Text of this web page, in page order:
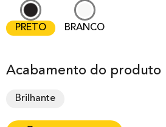
PRETO BRANCO
Acabamento do produto
Brilhante